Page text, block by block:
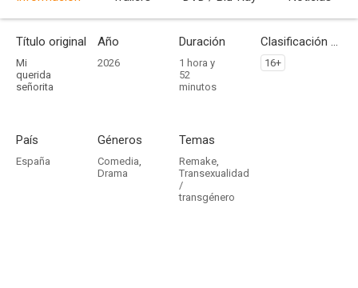
Título original
Mi
querida
señorita
Año
2026
Duración
1 hora y
52
minutos
Clasificación por edades
16+
País
España
Géneros
Comedia,
Drama
Temas
Remake,
Transexualidad
/
transgénero